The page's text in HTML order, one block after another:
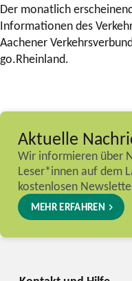
Der monatlich
Informationen des
Aachener
go.Rheinland.
Aktuelle
Wir informieren über
Leser*innen auf dem
kostenlosen
MEHR ERFAHREN